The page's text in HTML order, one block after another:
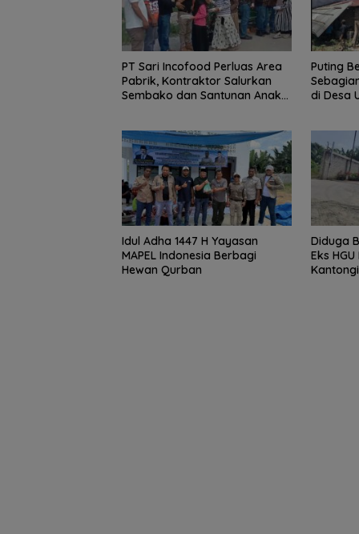
PT Sari Incofood Perluas Area
Pabrik, Kontraktor Salurkan
Sembako dan Santunan Anak
Puting
di Desa
Idul Adha 1447 H Yayasan
MAPEL Indonesia Berbagi
Hewan Qurban
Diduga
Eks